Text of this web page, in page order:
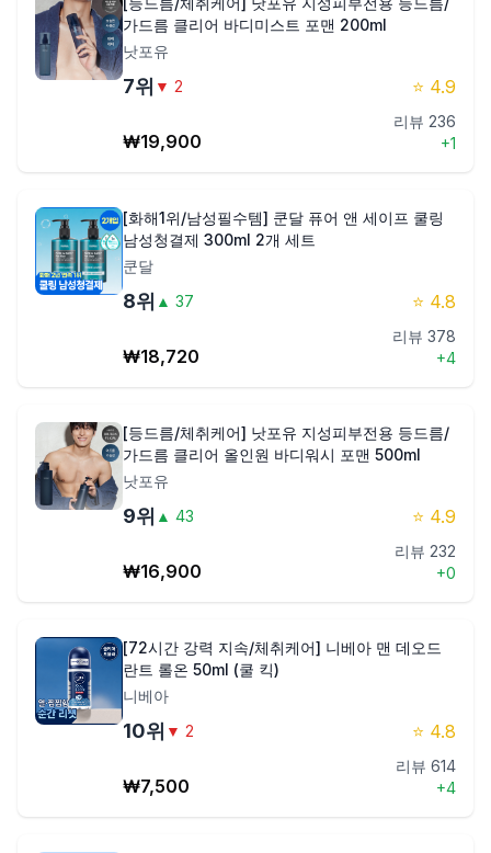
가드름 클리어 바디미스트 포맨 200ml
낫포유
7위 ▼ 2 ⭐ 4.9
₩19,900
리뷰 236
+1
[화해1위/남성필수템] 쿤달 퓨어 앤 세이프 쿨링
남성청결제 300ml 2개 세트
쿤달
8위 ▲ 37 ⭐ 4.8
₩18,720
리뷰 378
+4
[등드름/체취케어] 낫포유 지성피부전용 등드름/
가드름 클리어 올인원 바디워시 포맨 500ml
낫포유
9위 ▲ 43 ⭐ 4.9
₩16,900
리뷰 232
+0
[72시간 강력 지속/체취케어] 니베아 맨 데오드
란트 롤온 50ml (쿨 킥)
니베아
10위 ▼ 2 ⭐ 4.8
₩7,500
리뷰 614
+4